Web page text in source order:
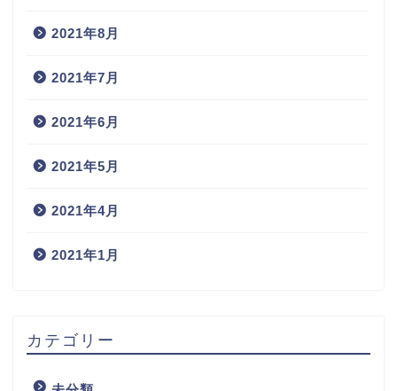
2021年8月
2021年7月
2021年6月
2021年5月
2021年4月
2021年1月
カテゴリー